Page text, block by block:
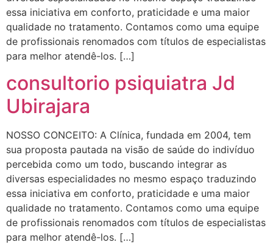
essa iniciativa em conforto, praticidade e uma maior
qualidade no tratamento. Contamos como uma equipe
de profissionais renomados com títulos de especialistas
para melhor atendê-los. […]
consultorio psiquiatra Jd
Ubirajara
NOSSO CONCEITO: A Clínica, fundada em 2004, tem
sua proposta pautada na visão de saúde do indivíduo
percebida como um todo, buscando integrar as
diversas especialidades no mesmo espaço traduzindo
essa iniciativa em conforto, praticidade e uma maior
qualidade no tratamento. Contamos como uma equipe
de profissionais renomados com títulos de especialistas
para melhor atendê-los. […]